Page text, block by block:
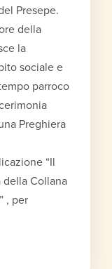
Presepe.
della
la
sociale e
parroco
Preghiera
“Il
della Collana
, per